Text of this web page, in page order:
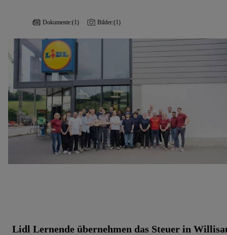
Dokumente:(1) Bilder:(1)
Lidl Lernende übernehmen das Steuer in